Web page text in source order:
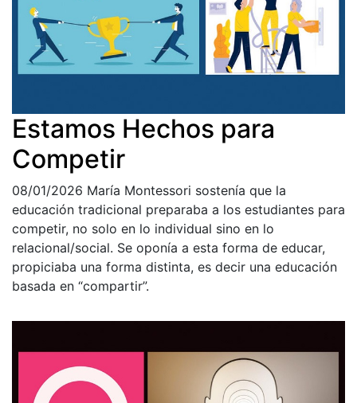
Estamos Hechos para
Competir
08/01/2026 María Montessori sostenía que la
educación tradicional preparaba a los estudiantes para
competir, no solo en lo individual sino en lo
relacional/social. Se oponía a esta forma de educar,
propiciaba una forma distinta, es decir una educación
basada en “compartir”.